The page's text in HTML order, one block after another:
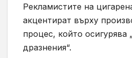
Рекламистите на
акцентират върху
процес, който осигурява
дразнения“.